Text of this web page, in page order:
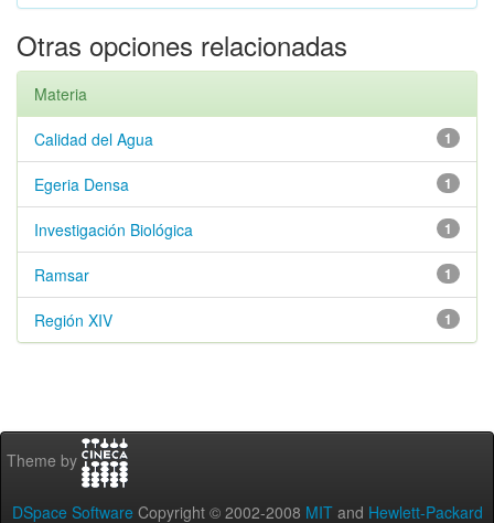
Otras opciones relacionadas
Materia
1
Calidad del Agua
1
Egeria Densa
1
Investigación Biológica
1
Ramsar
1
Región XIV
Theme by
DSpace Software Copyright © 2002-2008 MIT and Hewlett-Packard